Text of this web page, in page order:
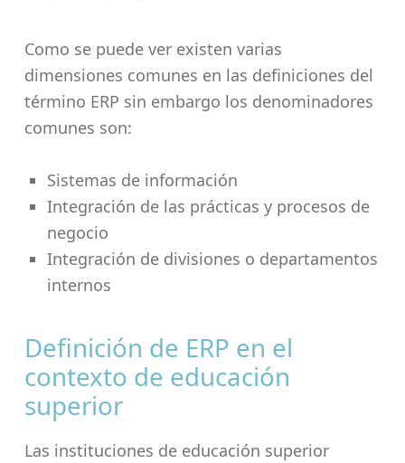
Como se puede ver existen varias
dimensiones comunes en las definiciones del
término ERP sin embargo los denominadores
comunes son:
Sistemas de información
Integración de las prácticas y procesos de
negocio
Integración de divisiones o departamentos
internos
Definición de ERP en el
contexto de educación
superior
Las instituciones de educación superior